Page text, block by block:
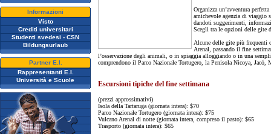
Informazioni
Visto
Crediti universitari
Studenti svedesi - CSN
Bildungsurlaub
Partner E.I.
Rappresentanti E.I.
Università e Scuole
Organizza un’avventura
amichevole agenzia di viaggio
dandoti suggerimenti,
Scegli tra le opzioni delle gite
Alcune delle gite più frequenti
Arenal, passando il fine
l’osservazione degli animali, o in spiaggia alloggiando o in una
comprendono il Parco Nazionale Tortugero, la Penisola Nicoya, Jacó,
Escursioni tipiche del fine settimana
(prezzi approssimativi)
Isola della Tartaruga (giornata intera): $70
Parco Nazionale Tortugero (giornata intera): $75
Vulcano Arenal di notte (giornata intera, compreso il pasto): $65
Trasporto (giornata intera): $65